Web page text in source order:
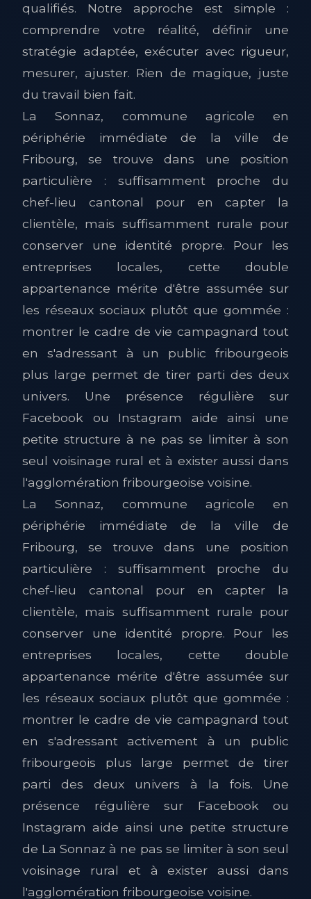
qualifiés. Notre approche est simple :
comprendre votre réalité, définir une
stratégie adaptée, exécuter avec rigueur,
mesurer, ajuster. Rien de magique, juste
du travail bien fait.
La Sonnaz, commune agricole en
périphérie immédiate de la ville de
Fribourg, se trouve dans une position
particulière : suffisamment proche du
chef-lieu cantonal pour en capter la
clientèle, mais suffisamment rurale pour
conserver une identité propre. Pour les
entreprises locales, cette double
appartenance mérite d'être assumée sur
les réseaux sociaux plutôt que gommée :
montrer le cadre de vie campagnard tout
en s'adressant à un public fribourgeois
plus large permet de tirer parti des deux
univers. Une présence régulière sur
Facebook ou Instagram aide ainsi une
petite structure à ne pas se limiter à son
seul voisinage rural et à exister aussi dans
l'agglomération fribourgeoise voisine.
La Sonnaz, commune agricole en
périphérie immédiate de la ville de
Fribourg, se trouve dans une position
particulière : suffisamment proche du
chef-lieu cantonal pour en capter la
clientèle, mais suffisamment rurale pour
conserver une identité propre. Pour les
entreprises locales, cette double
appartenance mérite d'être assumée sur
les réseaux sociaux plutôt que gommée :
montrer le cadre de vie campagnard tout
en s'adressant activement à un public
fribourgeois plus large permet de tirer
parti des deux univers à la fois. Une
présence régulière sur Facebook ou
Instagram aide ainsi une petite structure
de La Sonnaz à ne pas se limiter à son seul
voisinage rural et à exister aussi dans
l'agglomération fribourgeoise voisine.